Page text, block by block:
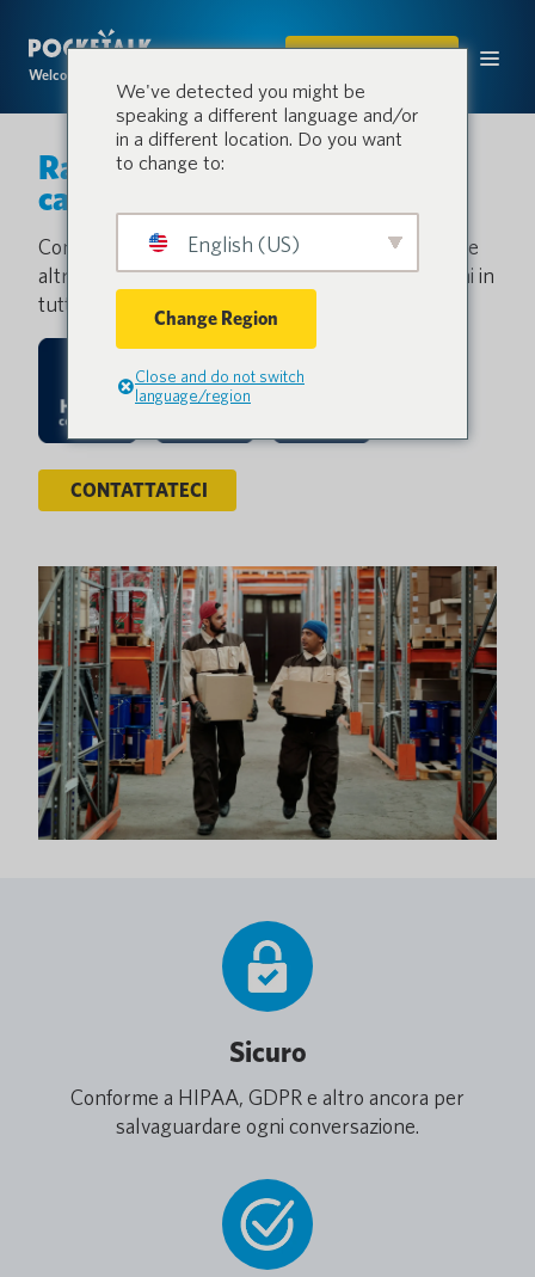
Welcome to the conversation.
ACQUISTARE
Rafforzare ogni anello della
catena.
Con Pocketalk, fornitori, produttori, spedizionieri e
altri partner possono comunicare senza problemi in
tutte le lingue.
CONTATTATECI
Sicuro
Conforme a HIPAA, GDPR e altro ancora per
salvaguardare ogni conversazione.
We've detected you might be
speaking a different language and/or
in a different location. Do you want
to change to:
English (US)
Change Region
Close and do not switch
language/region